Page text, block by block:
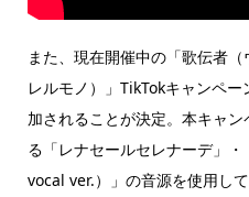
また、現在開催中の「歌伝者
レルモノ）」TikTokキャンペ
加されることが決定。本キャ
る「レナセールセレナーデ」
vocal ver.）」の音源を使用し